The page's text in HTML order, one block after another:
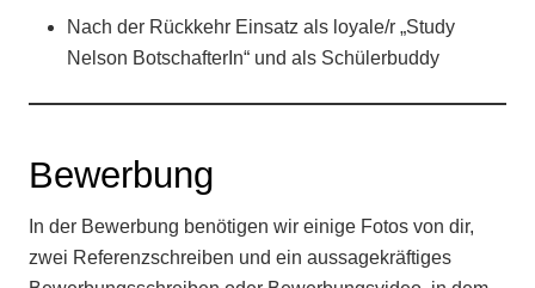
Nach der Rückkehr Einsatz als loyale/r „Study
Nelson BotschafterIn“ und als Schülerbuddy
Bewerbung
In der Bewerbung benötigen wir einige Fotos von dir,
zwei Referenzschreiben und ein aussagekräftiges